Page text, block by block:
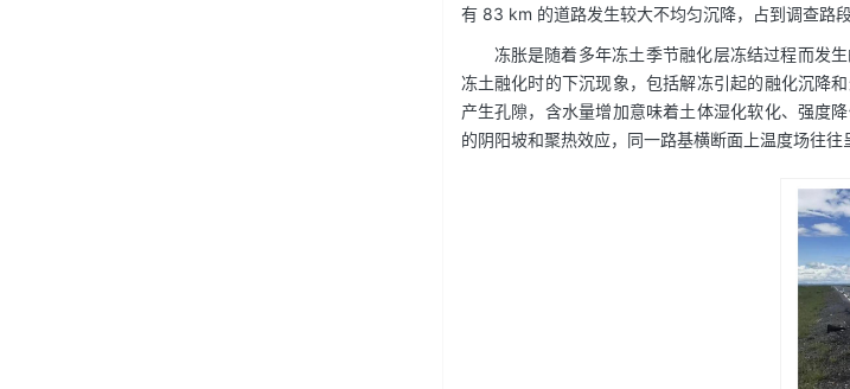
有 83 km 的道路发生较大不均匀沉降，占到调查路
冻胀是随着多年冻土季节融化层冻结过程而发
冻土融化时的下沉现象，包括解冻引起的融化沉降
产生孔隙，含水量增加意味着土体湿化软化、强度
的阴阳坡和聚热效应，同一路基横断面上温度场往